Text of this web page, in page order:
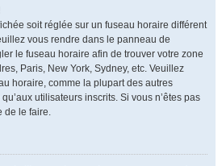
soit réglée sur un fuseau horaire différent
vous rendre dans le panneau de
le fuseau horaire afin de trouver votre zone
Paris, New York, Sydney, etc. Veuillez
horaire, comme la plupart des autres
utilisateurs inscrits. Si vous n’êtes pas
de le faire.